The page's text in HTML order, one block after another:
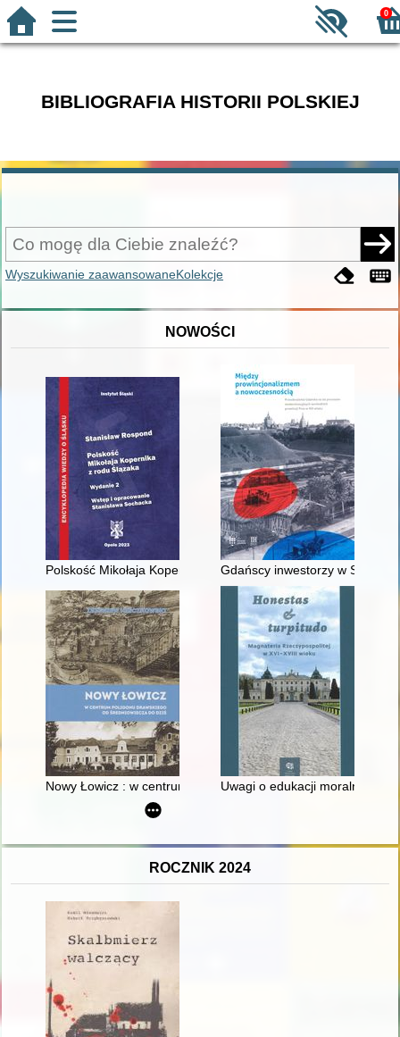
0
BIBLIOGRAFIA HISTORII POLSKIEJ
Wyszukiwanie zaawansowaneKolekcje
NOWOŚCI
Polskość Mikołaja Kopernika z rodu Ślązaka
Gdańscy inwestorzy w
Nowy Łowicz : w centrum poligonu drawskiego od
Uwagi o edukacji moralnej
ROCZNIK 2024